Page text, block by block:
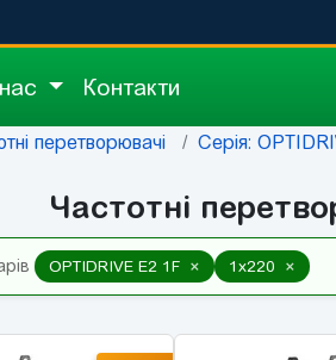
Контакти
перетворювачі Серія:
Частотні
OPTIDRIVE E2 1F × 1x220 ×